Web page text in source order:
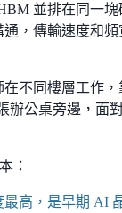
並排在同一塊
，傳輸速度和頻
不同樓層工作，
辦公桌旁邊，面
：
最高，是早期 AI